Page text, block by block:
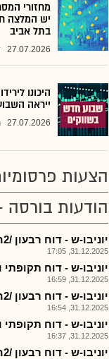
מחזורי
יש המלצה
בתל אביב
27.07.2026
היכונו
ייראה
27.07.2026
הצעות
הודעות בורסה
יוניבו-ש - דוח רבעון /2חצי שנתי לשנת 2025
31.12.2025, 17:05
יוניבו-ש - דוח תקופתי
31.12.2025, 16:59
יוניבו-ש - דוח רבעון /2חצי שנתי לשנת 2024
31.12.2025, 16:54
יוניבו-ש - דוח תקופתי
31.12.2025, 16:37
יוניבו-ש - דוח רבעון /2חצי שנתי לשנת 2023